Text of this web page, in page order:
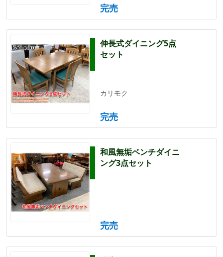
完売
伸長式ダイニング5点
セット
カリモク
完売
和風無垢ベンチダイニ
ング3点セット
完売